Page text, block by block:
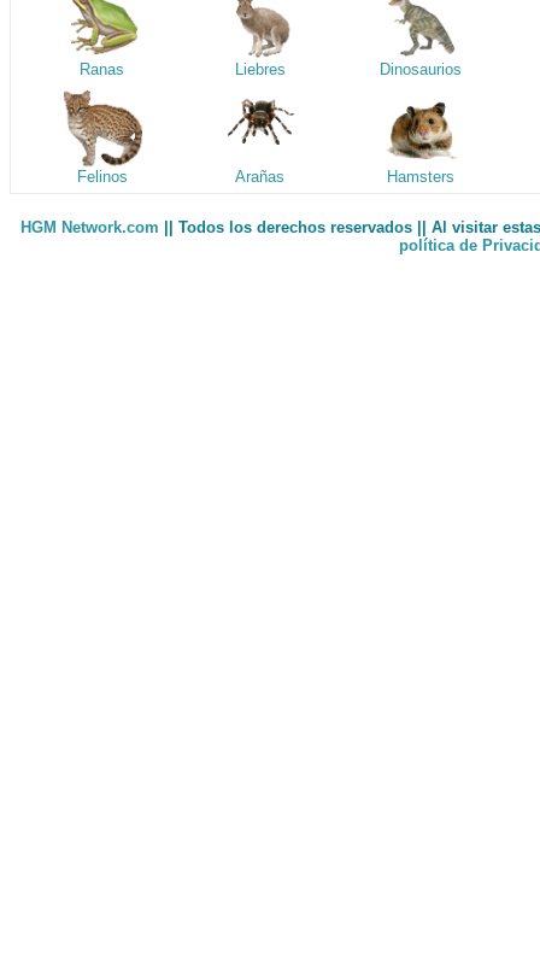
Ranas Liebres Dinosaurios
Felinos Arañas Hamsters
HGM Network.com || Todos los derechos reservados || Al visitar
política de